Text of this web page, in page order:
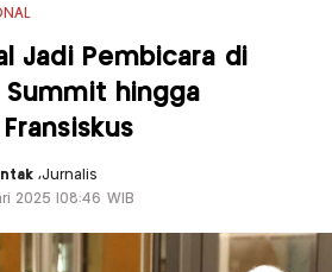
Jadi Pembicara di
Summit hingga
,Jurnalis
2025 |08:46 WIB